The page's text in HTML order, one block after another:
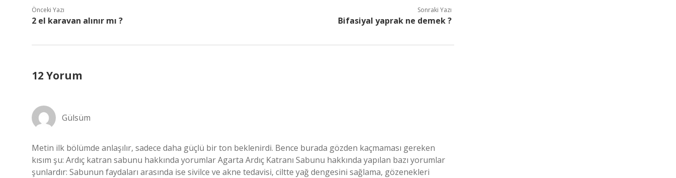
Önceki Yazı
2 el karavan alınır mı ?
Sonraki Yazı
Bifasiyal yaprak ne demek ?
12 Yorum
Gülsüm
Metin ilk bölümde anlaşılır, sadece daha güçlü bir ton beklenirdi. Bence burada gözden kaçmaması gereken
kısım şu: Ardıç katran sabunu hakkında yorumlar Agarta Ardıç Katranı Sabunu hakkında yapılan bazı yorumlar
şunlardır: Sabunun faydaları arasında ise sivilce ve akne tedavisi, ciltte yağ dengesini sağlama, gözenekleri